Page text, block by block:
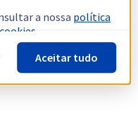
a nossa política
Aceitar tudo